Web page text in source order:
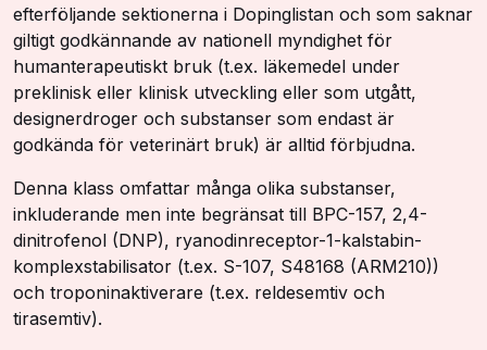
efterföljande sektionerna i Dopinglistan och som saknar
giltigt godkännande av nationell myndighet för
humanterapeutiskt bruk (t.ex. läkemedel under
preklinisk eller klinisk utveckling eller som utgått,
designerdroger och substanser som endast är
godkända för veterinärt bruk) är alltid förbjudna.
Denna klass omfattar många olika substanser,
inkluderande men inte begränsat till BPC-157, 2,4-
dinitrofenol (DNP), ryanodinreceptor-1-kalstabin-
komplexstabilisator (t.ex. S-107, S48168 (ARM210))
och troponinaktiverare (t.ex. reldesemtiv och
tirasemtiv).